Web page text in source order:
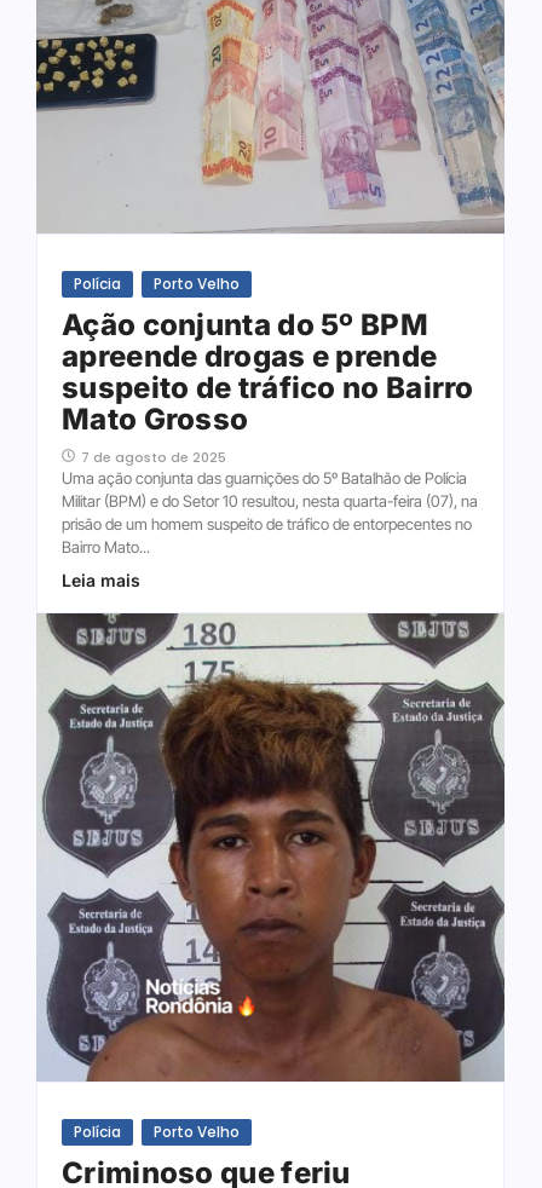
Polícia Porto Velho
Ação conjunta do 5º BPM
apreende drogas e prende
suspeito de tráfico no Bairro
Mato Grosso
7 de agosto de 2025
Uma ação conjunta das guarnições do 5º Batalhão de Polícia
Militar (BPM) e do Setor 10 resultou, nesta quarta-feira (07), na
prisão de um homem suspeito de tráfico de entorpecentes no
Bairro Mato...
Leia mais
Polícia Porto Velho
Criminoso que feriu